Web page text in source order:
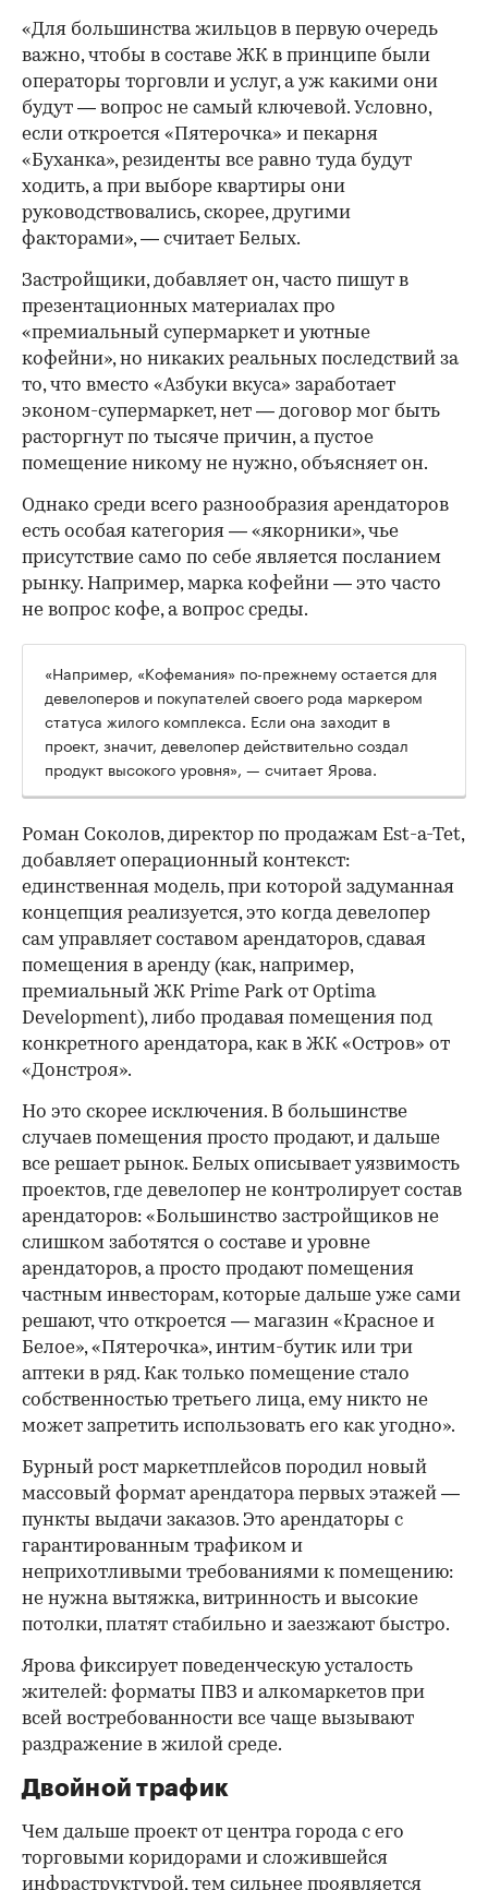
«Для большинства жильцов в первую очередь
важно, чтобы в составе ЖК в принципе были
операторы торговли и услуг, а уж какими они
будут — вопрос не самый ключевой. Условно,
если откроется «Пятерочка» и пекарня
«Буханка», резиденты все равно туда будут
ходить, а при выборе квартиры они
руководствовались, скорее, другими
факторами», — считает Белых.
Застройщики, добавляет он, часто пишут в
презентационных материалах про
«премиальный супермаркет и уютные
кофейни», но никаких реальных последствий за
то, что вместо «Азбуки вкуса» заработает
эконом-супермаркет, нет — договор мог быть
расторгнут по тысяче причин, а пустое
помещение никому не нужно, объясняет он.
Однако среди всего разнообразия арендаторов
есть особая категория — «якорники», чье
присутствие само по себе является посланием
рынку. Например, марка кофейни — это часто
не вопрос кофе, а вопрос среды.
«Например, «Кофемания» по-прежнему остается для
девелоперов и покупателей своего рода маркером
статуса жилого комплекса. Если она заходит в
проект, значит, девелопер действительно создал
продукт высокого уровня», — считает Ярова.
Роман Соколов, директор по продажам Est-a-Tet,
добавляет операционный контекст:
единственная модель, при которой задуманная
концепция реализуется, это когда девелопер
сам управляет составом арендаторов, сдавая
помещения в аренду (как, например,
премиальный ЖК Prime Park от Optima
Development), либо продавая помещения под
конкретного арендатора, как в ЖК «Остров» от
«Донстроя».
Но это скорее исключения. В большинстве
случаев помещения просто продают, и дальше
все решает рынок. Белых описывает уязвимость
проектов, где девелопер не контролирует состав
арендаторов: «Большинство застройщиков не
слишком заботятся о составе и уровне
арендаторов, а просто продают помещения
частным инвесторам, которые дальше уже сами
решают, что откроется — магазин «Красное и
Белое», «Пятерочка», интим-бутик или три
аптеки в ряд. Как только помещение стало
собственностью третьего лица, ему никто не
может запретить использовать его как угодно».
Бурный рост маркетплейсов породил новый
массовый формат арендатора первых этажей —
пункты выдачи заказов. Это арендаторы с
гарантированным трафиком и
неприхотливыми требованиями к помещению:
не нужна вытяжка, витринность и высокие
потолки, платят стабильно и заезжают быстро.
Ярова фиксирует поведенческую усталость
жителей: форматы ПВЗ и алкомаркетов при
всей востребованности все чаще вызывают
раздражение в жилой среде.
Двойной трафик
Чем дальше проект от центра города с его
торговыми коридорами и сложившейся
инфраструктурой, тем сильнее проявляется